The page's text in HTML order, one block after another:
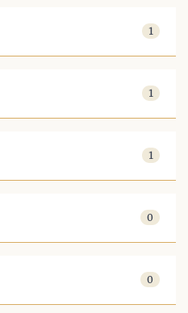
1
1
1
0
0